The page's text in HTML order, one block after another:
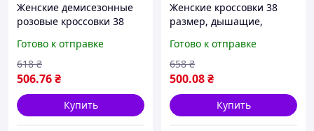
Женские демисезонные
розовые кроссовки 38
Готово к отправке
506.76₴
618 ₴
Купить
Женские кроссовки 38
размер, дышащие,
96-171
Готово к отправке
500.08₴
658 ₴
Купить